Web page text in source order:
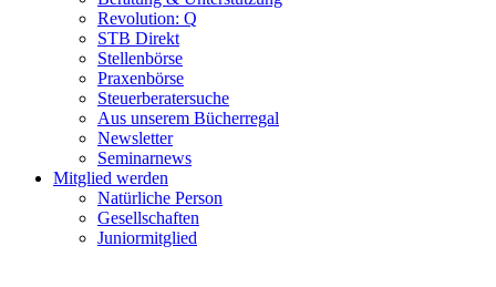
Revolution: Q
STB Direkt
Stellenbörse
Praxenbörse
Steuerberatersuche
Aus unserem Bücherregal
Newsletter
Seminarnews
Mitglied werden
Natürliche Person
Gesellschaften
Juniormitglied